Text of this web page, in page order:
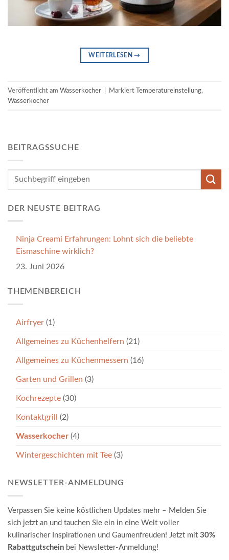
WEITERLESEN→
Veröffentlicht am Wasserkocher Markiert Temperatureinstellung,
Wasserkocher
BEITRAGSSUCHE
DER NEUSTE BEITRAG
Ninja Creami Erfahrungen: Lohnt sich die beliebte
Eismaschine wirklich?
23. Juni 2026
THEMENBEREICH
Airfryer (1)
Allgemeines zu Küchenhelfern (21)
Allgemeines zu Küchenmessern (16)
Garten und Grillen (3)
Kochrezepte (30)
Kontaktgrill (2)
Wasserkocher (4)
Wintergeschichten mit Tee (3)
NEWSLETTER-ANMELDUNG
Verpassen Sie keine köstlichen Updates mehr – Melden Sie
sich jetzt an und tauchen Sie ein in eine Welt voller
kulinarischer Inspirationen und Gaumenfreuden! Jetzt mit 30%
Rabattgutschein bei Newsletter-Anmeldung!